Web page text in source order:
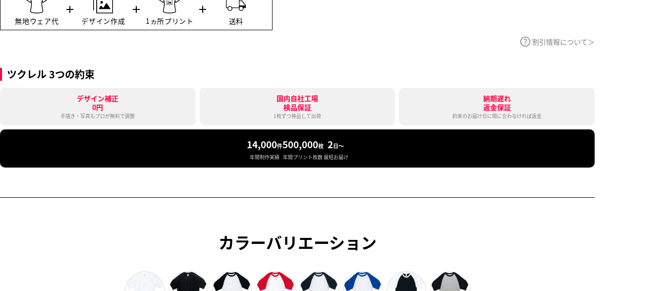
割引情報について
ツクレル 3つの約束
デザイン補正
0円
手描き・写真もプロが無料で調整
国内自社工場
検品保証
1枚ずつ検品して出荷
納期遅れ
返金保証
約束のお届け日に間に合わなければ返金
14,000件
年間制作実績
500,000枚
年間プリント枚数
2日〜
最短お届け
カラーバリエーション